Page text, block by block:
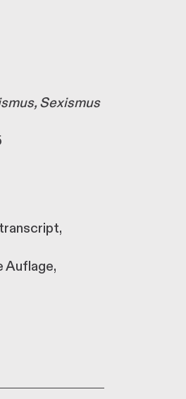
Sexismus
transcript,
Auflage,